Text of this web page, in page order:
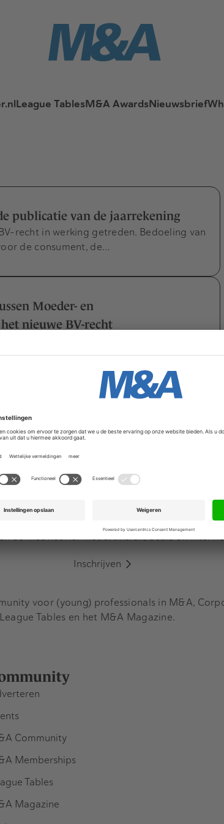
League TablesM&A AwardsNieuwsbrief
publicatie van de jaarrekening
recht in werking getreden. Bedoeling van
de consument, de…
Moeder- en
nieuwe BV-recht
recht per 1 oktober 2012 leidde een
genomen door de…
uitvoerend bestuurder in een
gelijk?
NV en BV kiezen voor een one-tier
geen raad van…
hoogte van al het
de nieuwsbrief met artikelen, deals en
Inschrijven
Community
Memberships
Tables
Magazine
voor (young) professionals in M&A,
Tables en het M&A Magazine.